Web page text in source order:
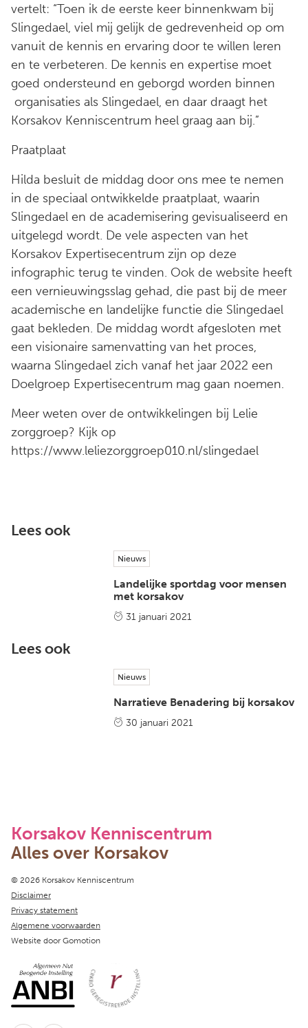
vertelt: “Toen ik de eerste keer binnenkwam bij
Slingedael, viel mij gelijk de gedrevenheid op om
vanuit de kennis en ervaring door te willen leren
en te verbeteren. De kennis en expertise moet
goed ondersteund en geborgd worden binnen
organisaties als Slingedael, en daar draagt het
Korsakov Kenniscentrum heel graag aan bij.”
Praatplaat
​​​​​​​​​​​​​​Hilda besluit de middag door ons mee te nemen
in de speciaal ontwikkelde praatplaat, waarin
Slingedael en de academisering gevisualiseerd en
uitgelegd wordt. De vele aspecten van het
Korsakov Expertisecentrum zijn op deze
infographic terug te vinden. Ook de website heeft
een vernieuwingsslag gehad, die past bij de meer
academische en landelijke functie die Slingedael
gaat bekleden. De middag wordt afgesloten met
een visionaire samenvatting van het proces,
waarna Slingedael zich vanaf het jaar 2022 een
Doelgroep Expertisecentrum mag gaan noemen.
Meer weten over de ontwikkelingen bij Lelie
zorggroep? Kijk op
https://www.leliezorggroep010.nl/slingedael
Lees ook
Nieuws
Landelijke sportdag voor mensen
met korsakov
31 januari 2021
Lees ook
Nieuws
Narratieve Benadering bij korsakov
30 januari 2021
Korsakov Kenniscentrum
Alles over Korsakov
Copyright navigation
© 2026 Korsakov Kenniscentrum
Disclaimer
Privacy statement
Algemene voorwaarden
Website door Gomotion